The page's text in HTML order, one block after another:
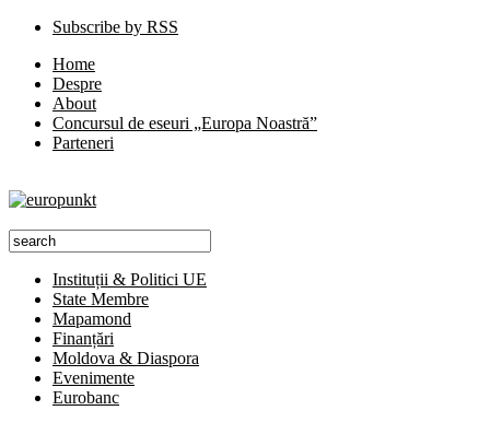
Subscribe by RSS
Home
Despre
About
Concursul de eseuri „Europa Noastră”
Parteneri
Instituții & Politici UE
State Membre
Mapamond
Finanțări
Moldova & Diaspora
Evenimente
Eurobanc